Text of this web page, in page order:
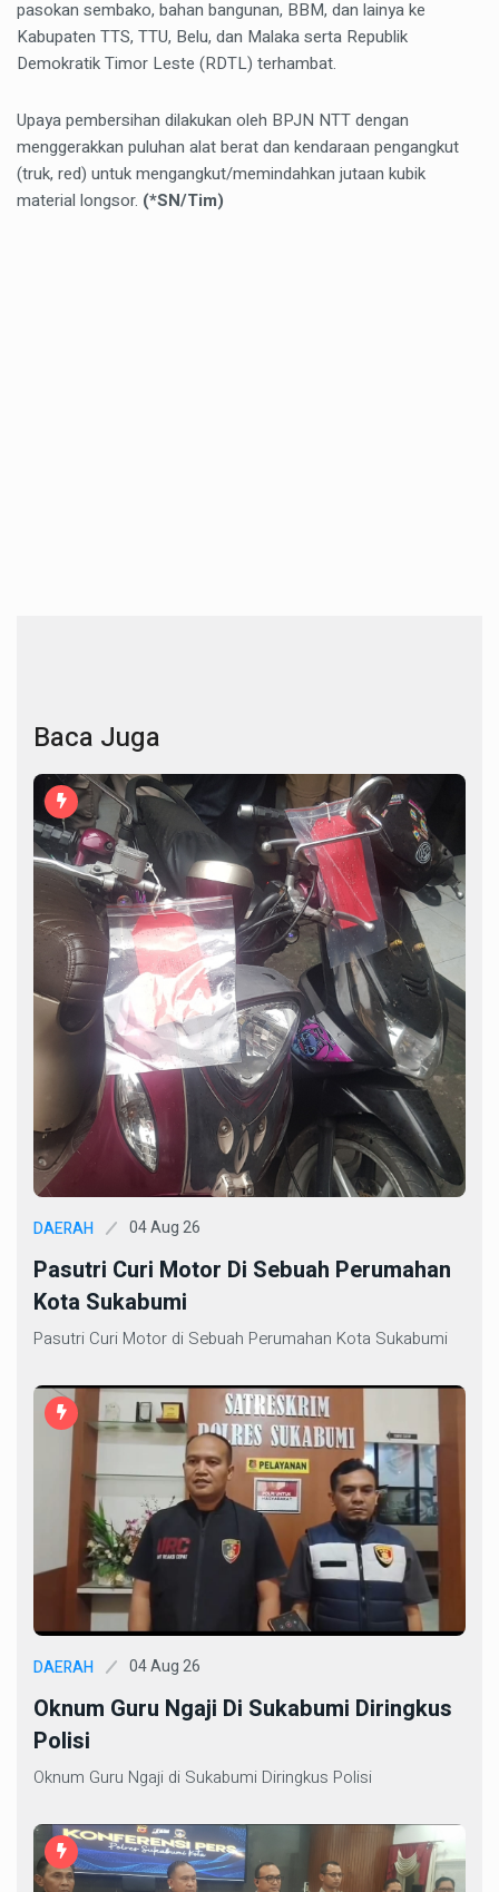
pasokan sembako, bahan bangunan, BBM, dan lainya ke
Kabupaten TTS, TTU, Belu, dan Malaka serta Republik
Demokratik Timor Leste (RDTL) terhambat.
Upaya pembersihan dilakukan oleh BPJN NTT dengan
menggerakkan puluhan alat berat dan kendaraan pengangkut
(truk, red) untuk mengangkut/memindahkan jutaan kubik
material longsor. (*SN/Tim)
Baca Juga
DAERAH 04 Aug 26
Pasutri Curi Motor Di Sebuah Perumahan
Kota Sukabumi
Pasutri Curi Motor di Sebuah Perumahan Kota Sukabumi
DAERAH 04 Aug 26
Oknum Guru Ngaji Di Sukabumi Diringkus
Polisi
Oknum Guru Ngaji di Sukabumi Diringkus Polisi